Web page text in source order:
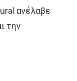
ανέλαβε
την